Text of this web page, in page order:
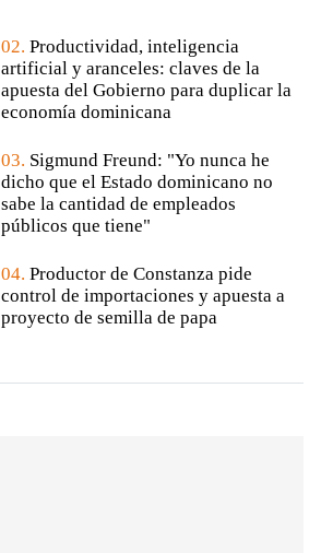
02. Productividad, inteligencia
artificial y aranceles: claves de la
apuesta del Gobierno para duplicar la
economía dominicana
03. Sigmund Freund: "Yo nunca he
dicho que el Estado dominicano no
sabe la cantidad de empleados
públicos que tiene"
04. Productor de Constanza pide
control de importaciones y apuesta a
proyecto de semilla de papa